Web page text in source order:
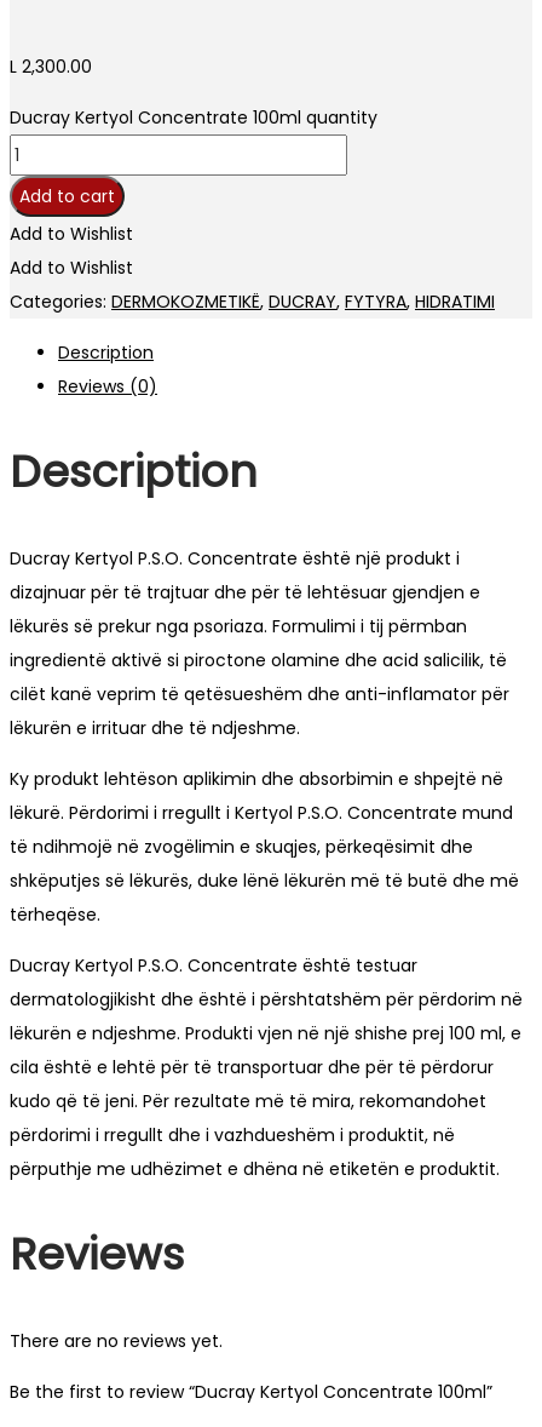
L 2,300.00
Ducray Kertyol Concentrate 100ml quantity
Add to cart
Add to Wishlist
Add to Wishlist
Categories: DERMOKOZMETIKË, DUCRAY, FYTYRA, HIDRATIMI
Description
Reviews (0)
Description
Ducray Kertyol P.S.O. Concentrate është një produkt i
dizajnuar për të trajtuar dhe për të lehtësuar gjendjen e
lëkurës së prekur nga psoriaza. Formulimi i tij përmban
ingredientë aktivë si piroctone olamine dhe acid salicilik, të
cilët kanë veprim të qetësueshëm dhe anti-inflamator për
lëkurën e irrituar dhe të ndjeshme.
Ky produkt lehtëson aplikimin dhe absorbimin e shpejtë në
lëkurë. Përdorimi i rregullt i Kertyol P.S.O. Concentrate mund
të ndihmojë në zvogëlimin e skuqjes, përkeqësimit dhe
shkëputjes së lëkurës, duke lënë lëkurën më të butë dhe më
tërheqëse.
Ducray Kertyol P.S.O. Concentrate është testuar
dermatologjikisht dhe është i përshtatshëm për përdorim në
lëkurën e ndjeshme. Produkti vjen në një shishe prej 100 ml, e
cila është e lehtë për të transportuar dhe për të përdorur
kudo që të jeni. Për rezultate më të mira, rekomandohet
përdorimi i rregullt dhe i vazhdueshëm i produktit, në
përputhje me udhëzimet e dhëna në etiketën e produktit.
Reviews
There are no reviews yet.
Be the first to review “Ducray Kertyol Concentrate 100ml”